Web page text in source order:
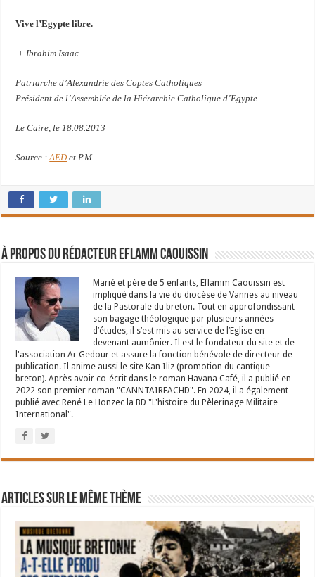
Vive l’Egypte libre.
+ Ibrahim Isaac
Patriarche d’Alexandrie des Coptes Catholiques
Président de l’Assemblée de la Hiérarchie Catholique d’Egypte
Le Caire, le 18.08.2013
Source :AEDet P.M
À propos du rédacteur Eflamm Caouissin
Marié et père de 5 enfants, Eflamm Caouissin est
impliqué dans la vie du diocèse de Vannes au niveau
de la Pastorale du breton. Tout en approfondissant
son bagage théologique par plusieurs années
d’études, il s’est mis au service de l’Eglise en
devenant aumônier. Il est le fondateur du site et de
l'association Ar Gedour et assure la fonction bénévole de directeur de
publication. Il anime aussi le site Kan Iliz (promotion du cantique
breton). Après avoir co-écrit dans le roman Havana Café, il a publié en
2022 son premier roman "CANNTAIREACHD". En 2024, il a également
publié avec René Le Honzec la BD "L'histoire du Pèlerinage Militaire
International".
Articles sur le même thème